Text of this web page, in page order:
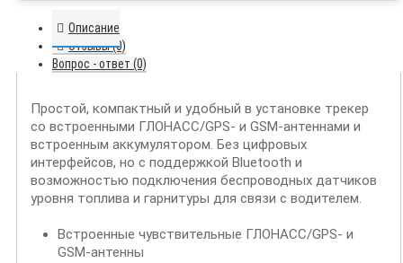
Описание
Отзывы (0)
Вопрос - ответ (0)
Простой, компактный и удобный в установке трекер
со встроенными ГЛОНАСС/GPS- и GSM-антеннами и
встроенным аккумулятором. Без цифровых
интерфейсов, но с поддержкой Bluetooth и
возможностью подключения беспроводных датчиков
уровня топлива и гарнитуры для связи с водителем.
Встроенные чувствительные ГЛОНАСС/GPS- и
GSM-антенны